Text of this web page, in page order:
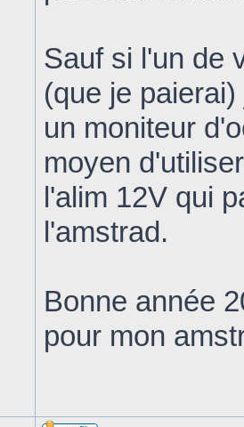
Sauf si l'un de
(que je
un moniteur
moyen
l'alim 12V qui
l'amstrad.
Bonne année
pour mon